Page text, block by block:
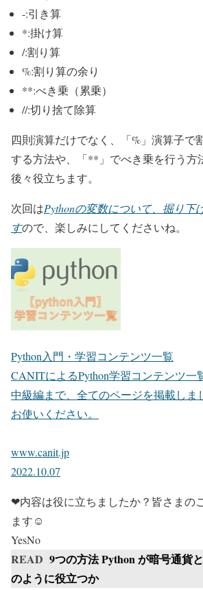
-:引き算
*:掛け算
/:割り算
%:割り算の余り
**:べき乗（累乗）
//:切り捨て除算
四則演算だけでなく、「%」演算子で
する方法や、「**」でべき乗を行う方
後々役立ちます。
次回はPythonの変数について、掘り下
すので、楽しみにしてくださいね。
Python入門・学習コンテンツ一覧
CANITによるPython学習コンテンツ一
中級編まで、全てのページを掲載しま
お使いください。
www.canit.jp
2022.10.07
❤内容は役に立ちましたか？皆さまの
ます☺
YesNo
READ 9つの方法 Python が暗号通貨
のように役立つか